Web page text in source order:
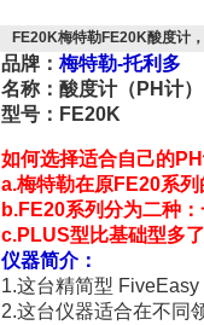
FE20K梅特勒FE20K酸度计
品牌： 梅特勒-托利多
名称：酸度计（PH计）
型号：FE20K
如何选择适合自己的PH
a.梅特勒在原FE20系列
b.FE20系列分为二种
c.PLUS型比基础型多
仪器简介：
1.这台精简型
2.这台仪器适合在不同